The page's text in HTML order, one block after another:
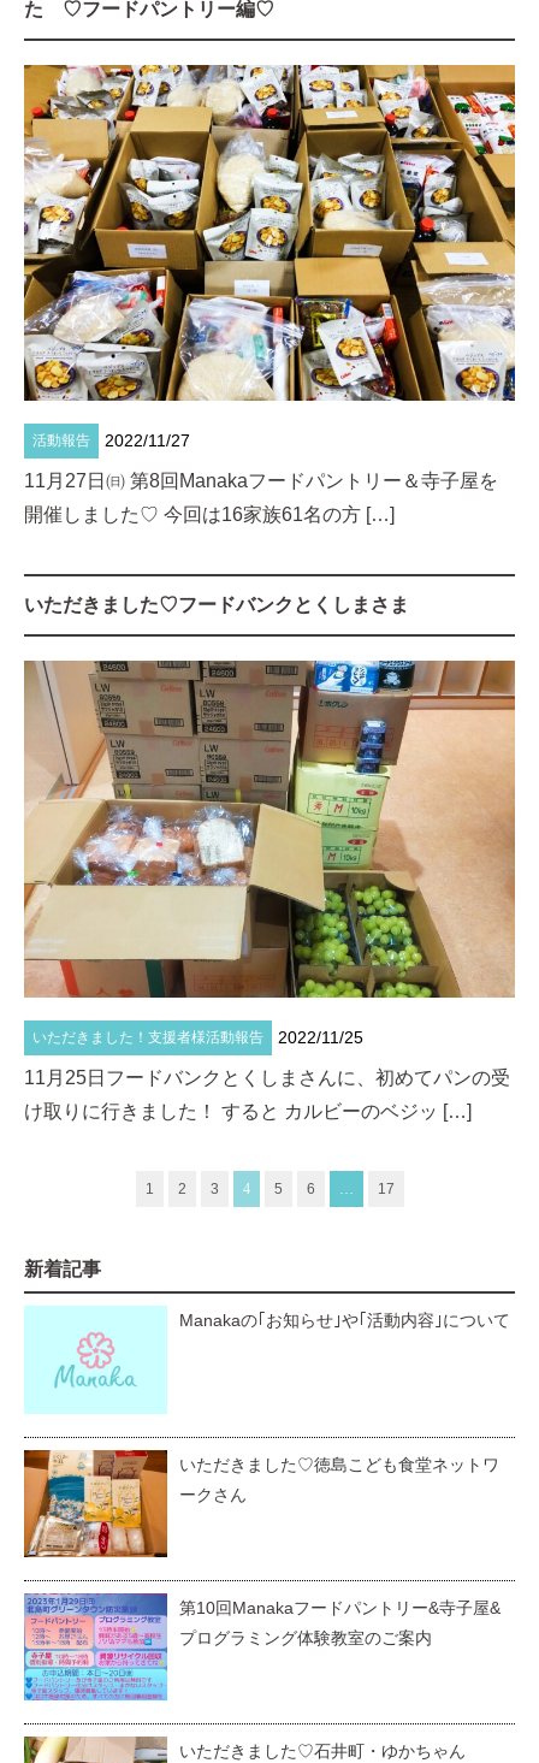
Blog
個人情報保護方針
定款
た ♡フードパントリー編♡
活動報告 2022/11/27
11月27日㈰ 第8回Manakaフードパントリー＆寺子屋を
開催しました♡ 今回は16家族61名の方 […]
いただきました♡フードバンクとくしまさま
いただきました！ 支援者様活動報告 2022/11/25
11月25日フードバンクとくしまさんに、初めてパンの受
け取りに行きました！ すると カルビーのベジッ […]
1 2 3 4 5 6 17
新着記事
Manakaの｢お知らせ｣や｢活動内容｣について
いただきました♡徳島こども食堂ネットワ
ークさん
第10回Manakaフードパントリー&寺子屋&
プログラミング体験教室のご案内
いただきました♡石井町・ゆかちゃん